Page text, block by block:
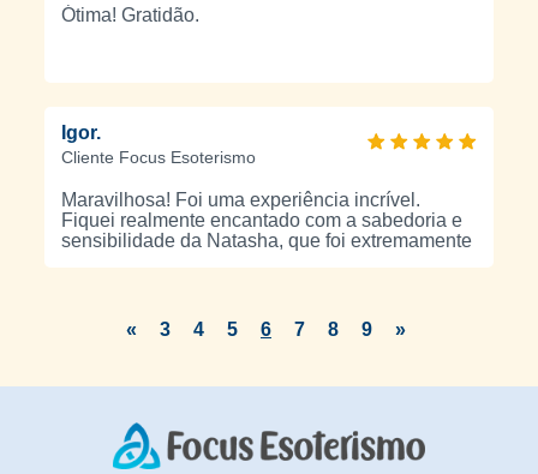
Ótima! Gratidão.
Igor.
Cliente Focus Esoterismo
Maravilhosa! Foi uma experiência incrível.
Fiquei realmente encantado com a sabedoria e
sensibilidade da Natasha, que foi extremamente
experiência, e com toda certeza voltarei a me
consultar mais vezes.
« 3 4 5 6 7 8 9 »